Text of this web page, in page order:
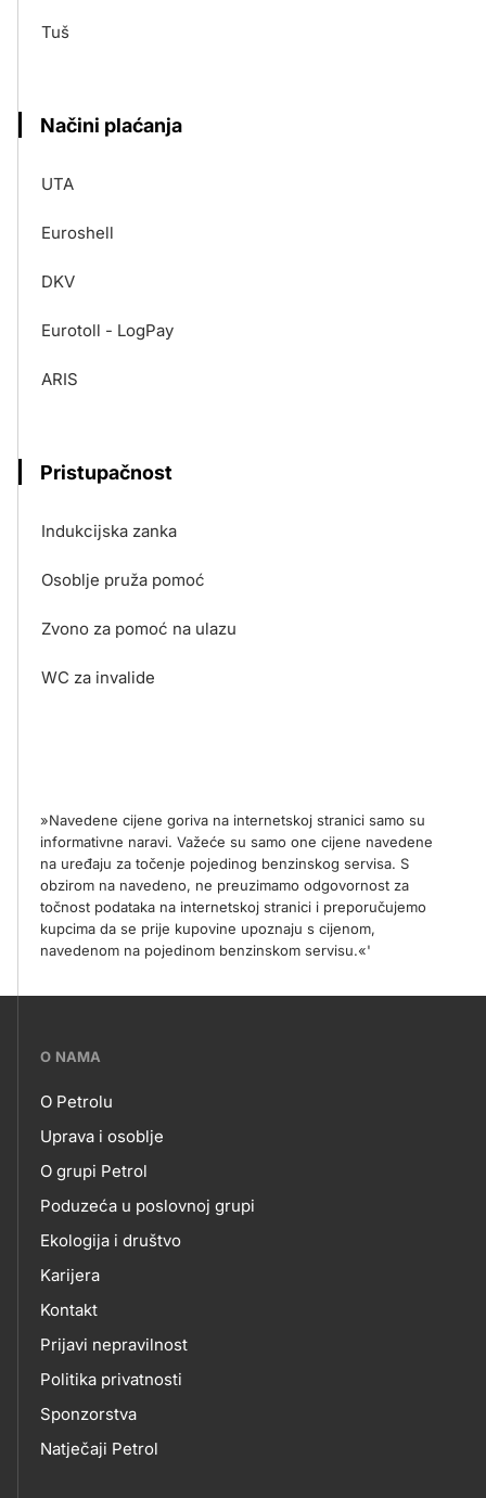
Tuš
Načini plaćanja
UTA
Euroshell
DKV
Eurotoll - LogPay
ARIS
Pristupačnost
Indukcijska zanka
Osoblje pruža pomoć
Zvono za pomoć na ulazu
WC za invalide
»Navedene cijene goriva na internetskoj stranici samo su
informativne naravi. Važeće su samo one cijene navedene
na uređaju za točenje pojedinog benzinskog servisa. S
obzirom na navedeno, ne preuzimamo odgovornost za
točnost podataka na internetskoj stranici i preporučujemo
kupcima da se prije kupovine upoznaju s cijenom,
navedenom na pojedinom benzinskom servisu.«'
???
skupno.footer-
title???
O NAMA
O
NAMA
O Petrolu
Uprava i osoblje
O grupi Petrol
Poduzeća u poslovnoj grupi
Ekologija i društvo
Karijera
Kontakt
Prijavi nepravilnost
Politika privatnosti
Sponzorstva
Natječaji Petrol